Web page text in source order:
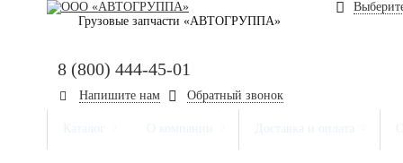
Грузовые запчасти «АВТОГРУППА»
8 (800) 444-45-01
+7 (917) 857-00-16
Напишите нам Обратный звонок